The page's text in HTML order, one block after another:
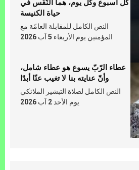
كلّ أسبوع وكلّ يوم، هما النَّفَس في
حياة الكنيسة
النص الكامل للمقابلة العامّة مع
المؤمنين يوم الأربعاء 5 آب 2026
عطاء الرّبّ يسوع هو عطاء شامل،
وأنّ عنايته بنا لا تغيب عنّا أبدًا
النص الكامل لصلاة التبشير الملائكي
يوم الأحد 2 آب 2026